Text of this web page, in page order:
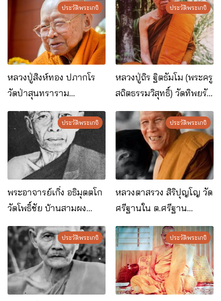
ประวัติพระเกจิ
หลวงปู่สิงห์ทอง ปภากโร
วัดป่าสุนทราราม
อ.เลิงนกทา จ.ยโสธร
ประวัติพระเกจิ
หลวงปู่ถิร ฐิตธัมโม (พระครู
สถิตธรรมวิสุทธิ์) วัดทิพยรัฐ
นิมิตร (วัดป่าบ้านจิก)
อ.เมือง จ.อุดรธานี
ประวัติพระเกจิ
พระอาจารย์เกิ่ง อธิมุตตโก
วัดโพธิ์ชัย บ้านสามผง
อ.ศรีสงคราม จ.นครพนม
ประวัติพระเกจิ
หลวงตาสรวง สิริปุญโญ วัด
ศรีฐานใน ต.ศรีฐาน
อ.ป่าติ้ว จ.ยโสธร
ประวัติพระเกจิ ประวัติพระเกจิ